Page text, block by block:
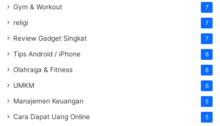
Gym & Workout 7
religi 7
Review Gadget Singkat 7
Tips Android / iPhone 6
Olahraga & Fitness 6
UMKM 6
Manajemen Keuangan 5
Cara Dapat Uang Online 5